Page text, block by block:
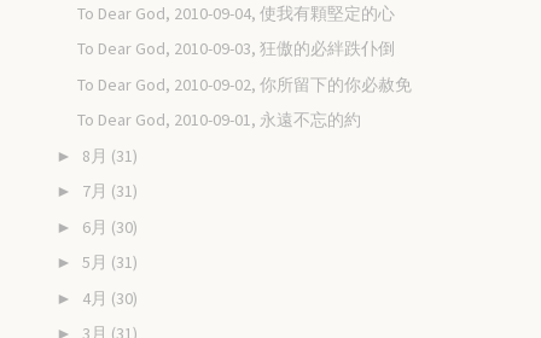
To Dear God, 2010-09-04, 使我有顆堅定的心
To Dear God, 2010-09-03, 狂傲的必絆跌仆倒
To Dear God, 2010-09-02, 你所留下的你必赦免
To Dear God, 2010-09-01, 永遠不忘的約
► 8月 (31)
► 7月 (31)
► 6月 (30)
► 5月 (31)
► 4月 (30)
► 3月 (31)